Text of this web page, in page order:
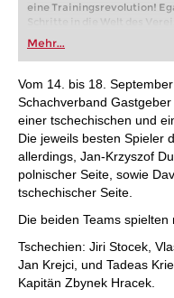
eine Trainingsrevolution!
Schritte in die Welt des
oder bereits auf
FRITZ trainieren Sie
individueller als je zuvor.
Mehr...
Vom 14. bis 18.
Schachverband
einer tschechischen und
Die jeweils besten Spieler
allerdings, Jan-Krzyszof
polnischer Seite, sowie
tschechischer Seite.
Die beiden Teams
Tschechien: Jiri Stocek,
Jan Krejci, und Tadeas
Kapitän Zbynek Hracek.